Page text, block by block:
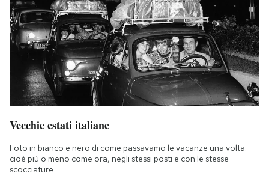
Vecchie estati italiane
Foto in bianco e nero di come passavamo le vacanze una volta:
cioè più o meno come ora, negli stessi posti e con le stesse
scocciature